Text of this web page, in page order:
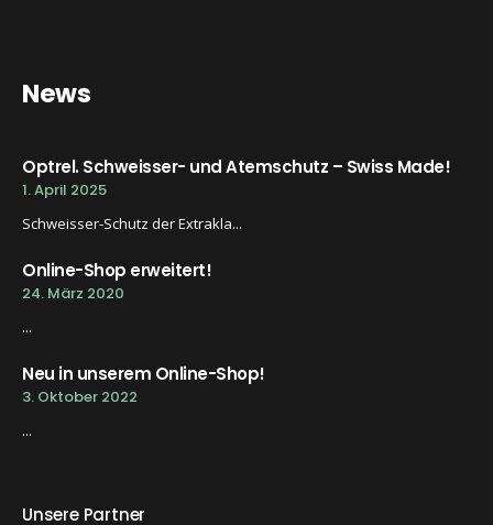
News
Optrel. Schweisser- und Atemschutz – Swiss Made!
1. April 2025
Schweisser-Schutz der Extrakla...
Online-Shop erweitert!
24. März 2020
...
Neu in unserem Online-Shop!
3. Oktober 2022
...
Unsere Partner